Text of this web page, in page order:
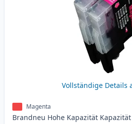
Vollständige Details
Magenta
Brandneu Hohe Kapazität Kapazität